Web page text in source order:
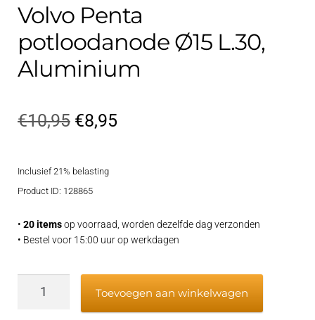
Volvo Penta
potloodanode Ø15 L.30,
Aluminium
€10,95 Oorspronkelijke
was:
€8,95Huidige
Inclusief 21% belasting
Product ID: 128865
• 20 itemsop voorraad, worden dezelfde dag verzonden
• Bestel voor 15:00 uur op werkdagen
Toevoegen aan winkelwagen